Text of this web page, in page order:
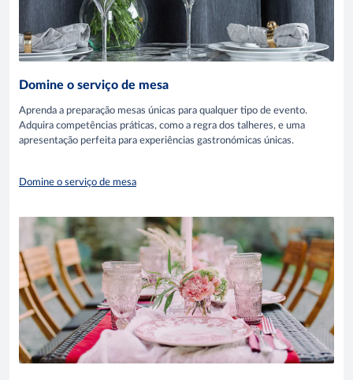
Domine o serviço de mesa
Aprenda a preparação mesas únicas para qualquer tipo de evento.
Adquira competências práticas, como a regra dos talheres, e uma
apresentação perfeita para experiências gastronómicas únicas.
Domine o serviço de mesa